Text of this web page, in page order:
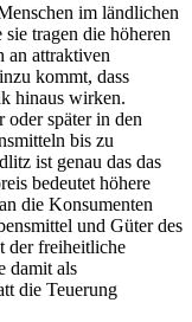
im ländlichen
tragen die höheren
an attraktiven
kommt, dass
hinaus wirken.
oder später in den
bis zu
ist genau das das
bedeutet höhere
die Konsumenten
und Güter des
der freiheitliche
damit als
die Teuerung